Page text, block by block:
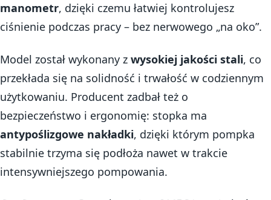
manometr, dzięki czemu łatwiej kontrolujesz
ciśnienie podczas pracy – bez nerwowego „na oko”.
Model został wykonany z wysokiej jakości stali, co
przekłada się na solidność i trwałość w codziennym
użytkowaniu. Producent zadbał też o
bezpieczeństwo i ergonomię: stopka ma
antypoślizgowe nakładki, dzięki którym pompka
stabilnie trzyma się podłoża nawet w trakcie
intensywniejszego pompowania.